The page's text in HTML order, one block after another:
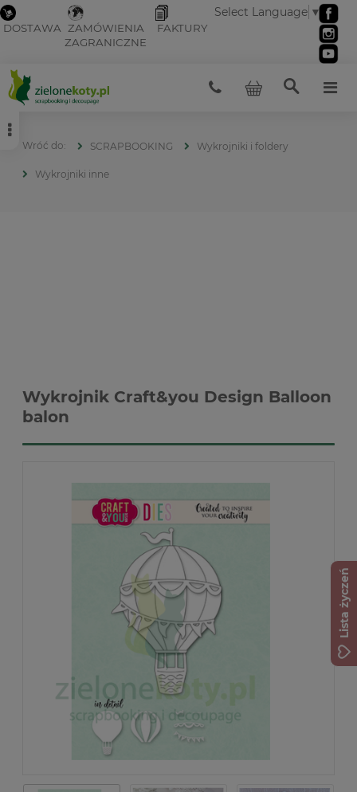
DOSTAWA ZAMÓWIENIA
ZAGRANICZNE
FAKTURY
Select Language ▼
SCRAPBOOKING Wykrojniki i foldery
Wykrojniki inne
Wykrojnik Craft&you Design Balloon
balon
Lista życzeń